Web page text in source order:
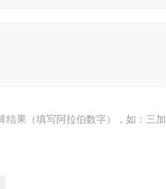
结果（填写阿拉伯数字），如：三加